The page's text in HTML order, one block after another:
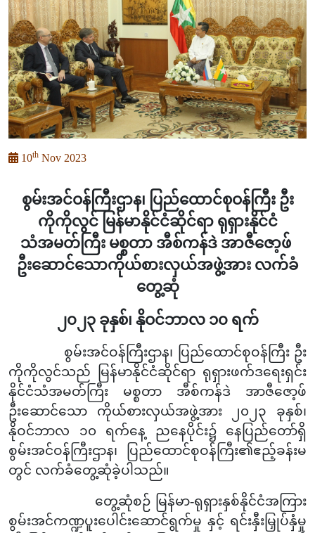
10th Nov 2023
စွမ်းအင်ဝန်ကြီးဌာန၊ ပြည်ထောင်စုဝန်ကြီး ဦး
ကိုကိုလွင် မြန်မာနိုင်ငံဆိုင်ရာ ရုရှားနိုင်ငံ
သံအမတ်ကြီး မစ္စတာ အီစ်ကန်ဒဲ အာဇီဇော့ဖ်
ဦးဆောင်သောကိုယ်စားလှယ်အဖွဲ့အား လက်ခံ
တွေ့ဆုံ
၂၀၂၃ ခုနှစ်၊ နိုဝင်ဘာလ ၁၀ ရက်
စွမ်းအင်ဝန်ကြီးဌာန၊ ပြည်ထောင်စုဝန်ကြီး ဦး
ကိုကိုလွင်သည် မြန်မာနိုင်ငံဆိုင်ရာ ရုရှားဖက်ဒရေးရှင်း
နိုင်ငံသံအမတ်ကြီး မစ္စတာ အီစ်ကန်ဒဲ အာဇီဇော့ဖ်
ဦးဆောင်သော ကိုယ်စားလှယ်အဖွဲ့အား ၂၀၂၃ ခုနှစ်၊
နိုဝင်ဘာလ ၁၀ ရက်နေ့ ညနေပိုင်း၌ နေပြည်တော်ရှိ
စွမ်းအင်ဝန်ကြီးဌာန၊ ပြည်ထောင်စုဝန်ကြီး၏ဧည့်ခန်းမ
တွင် လက်ခံတွေ့ဆုံခဲ့ပါသည်။
တွေ့ဆုံစဉ် မြန်မာ-ရုရှားနှစ်နိုင်ငံအကြား
စွမ်းအင်ကဏ္ဍပူးပေါင်းဆောင်ရွက်မှု နှင့် ရင်းနှီးမြှုပ်နှံမှု